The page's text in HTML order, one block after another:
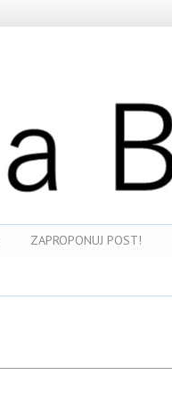
ZAPROPONUJ POST!